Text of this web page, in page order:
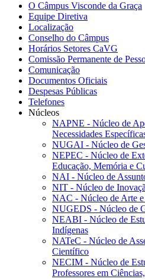
O Câmpus Visconde da Graça
Equipe Diretiva
Localização
Conselho do Câmpus
Horários Setores CaVG
Comissão Permanente de
Comunicação
Documentos Oficiais
Despesas Públicas
Telefones
Núcleos
NAPNE - Núcleo de
Necessidades
NUGAI - Núcleo de
NEPEC - Núcleo de
Educação, Memória e
NAI - Núcleo de
NIT - Núcleo de
NAC - Núcleo de Arte
NUGEDS - Núcleo de
NEABI - Núcleo de
Indígenas
NATeC - Núcleo de
Científico
NECIM - Núcleo de
Professores em